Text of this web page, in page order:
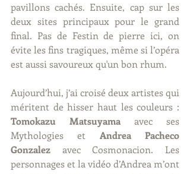
pavillons cachés. Ensuite, cap sur les
deux sites principaux pour le grand
final. Pas de Festin de pierre ici, on
évite les fins tragiques, même si l’opéra
est aussi savoureux qu'un bon rhum.
Aujourd’hui, j’ai croisé deux artistes qui
Tomokazu Matsuyama avec ses
Mythologies et Andrea Pacheco
Gonzalez avec Cosmonacion. Les
personnages et la vidéo d’Andrea m’ont